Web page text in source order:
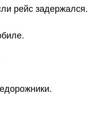
рейс задержался.